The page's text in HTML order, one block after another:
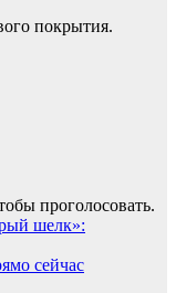
покрытия.
проголосовать.
шелк»:
сейчас